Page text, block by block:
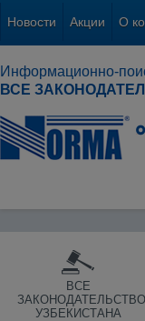
Новости Акции О
Информационно-
ВСЕ
ВСЕ
ЗАКОНОДАТЕЛЬСТВО
УЗБЕКИСТАНА